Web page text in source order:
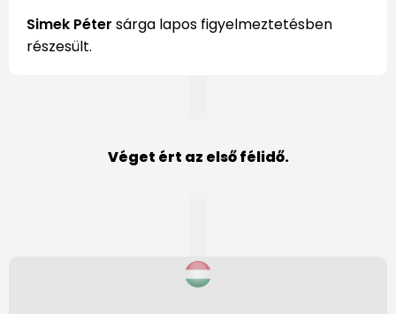
Simek Péter sárga lapos figyelmeztetésben
részesült.
Véget ért az első félidő.